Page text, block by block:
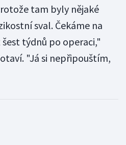
tam byly nějaké
sval. Čekáme na
týdnů po operaci,"
"Já si nepřipouštím,